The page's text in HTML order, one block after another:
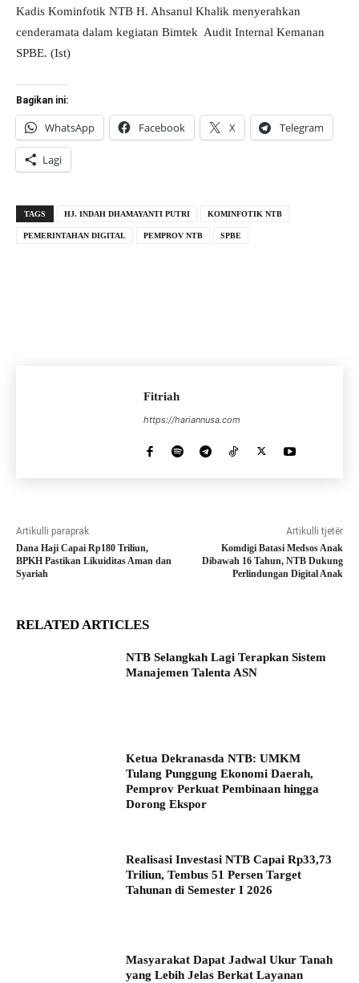
Kadis Kominfotik NTB H. Ahsanul Khalik menyerahkan
cenderamata dalam kegiatan Bimtek Audit Internal Kemanan
SPBE. (Ist)
Bagikan ini:
WhatsApp Facebook X Telegram
Lagi
TAGS HJ. INDAH DHAMAYANTI PUTRI KOMINFOTIK NTB
PEMERINTAHAN DIGITAL PEMPROV NTB SPBE
Fitriah
https://hariannusa.com
Artikulli paraprak
Dana Haji Capai Rp180 Triliun,
BPKH Pastikan Likuiditas Aman dan
Syariah
Artikulli tjetër
Komdigi Batasi Medsos Anak
Dibawah 16 Tahun, NTB Dukung
Perlindungan Digital Anak
RELATED ARTICLES
NTB Selangkah Lagi Terapkan Sistem
Manajemen Talenta ASN
Ketua Dekranasda NTB: UMKM
Tulang Punggung Ekonomi Daerah,
Pemprov Perkuat Pembinaan hingga
Dorong Ekspor
Realisasi Investasi NTB Capai Rp33,73
Triliun, Tembus 51 Persen Target
Tahunan di Semester I 2026
Masyarakat Dapat Jadwal Ukur Tanah
yang Lebih Jelas Berkat Layanan